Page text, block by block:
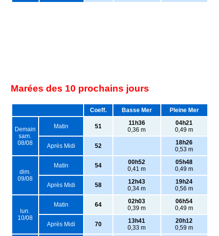
Marées des 10 prochains jours
Coeff. Basse Mer Pleine Mer
Demain
sam.
08/08
Matin 51
11h36
0,36 m
04h21
0,49 m
Après Midi 52
18h26
0,53 m
dim.
09/08
Matin 54
00h52
0,41 m
05h48
0,49 m
Après Midi 58
12h43
0,34 m
19h24
0,56 m
lun.
10/08
Matin 64
02h03
0,39 m
06h54
0,49 m
Après Midi 70
13h41
0,33 m
20h12
0,59 m